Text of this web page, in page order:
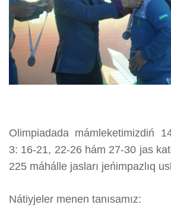
Olimpiadada mámleketimizdiń
3: 16-21, 22-26 hám 27-30 jas
225 máhálle jasları jeńimpazlıq
Nátiyjeler menen tanısamız: